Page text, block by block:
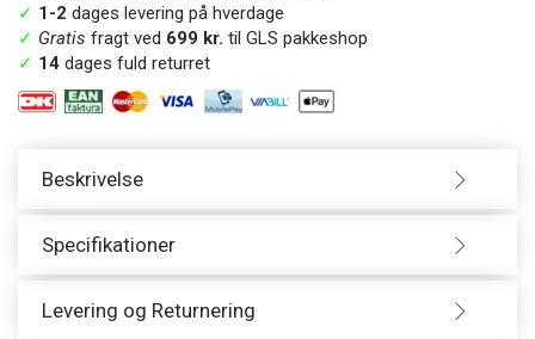
✓ 1-2 dages levering på hverdage
✓ Gratis fragt ved 699 kr. til GLS pakkeshop
✓ 14 dages fuld returret
Beskrivelse
Specifikationer
Levering og Returnering